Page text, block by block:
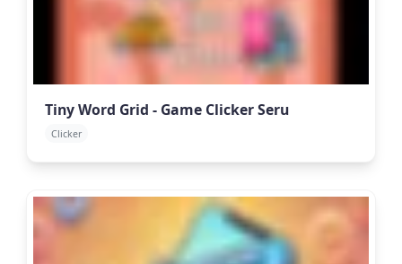
Tiny Word Grid - Game Clicker Seru
Clicker